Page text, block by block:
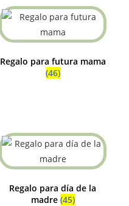
Regalo para futura mama
(46)
Regalo para día de la
madre (45)